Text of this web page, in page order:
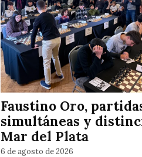
Faustino Oro,
simultáneas y
Mar del Plata
6 de agosto de 2026